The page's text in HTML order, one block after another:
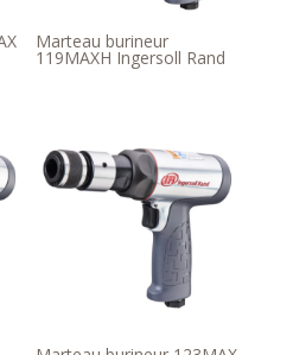
Marteau burineur
119MAXH Ingersoll Rand